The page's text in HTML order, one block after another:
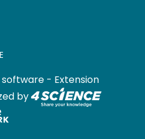
software - Extension
by